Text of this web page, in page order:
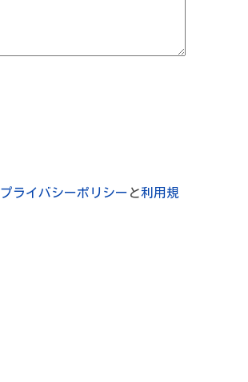
プライバシーポリシー と利用規